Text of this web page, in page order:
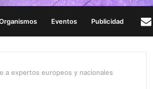
Eventos Publicidad
a expertos europeos y nacionales